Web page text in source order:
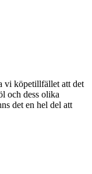
vi köpetillfället att det
och dess olika
det en hel del att